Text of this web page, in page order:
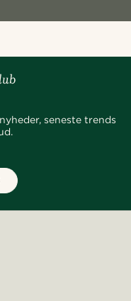
seneste trends